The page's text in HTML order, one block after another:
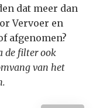
dat meer dan
Vervoer en
afgenomen?
de filter ook
van het